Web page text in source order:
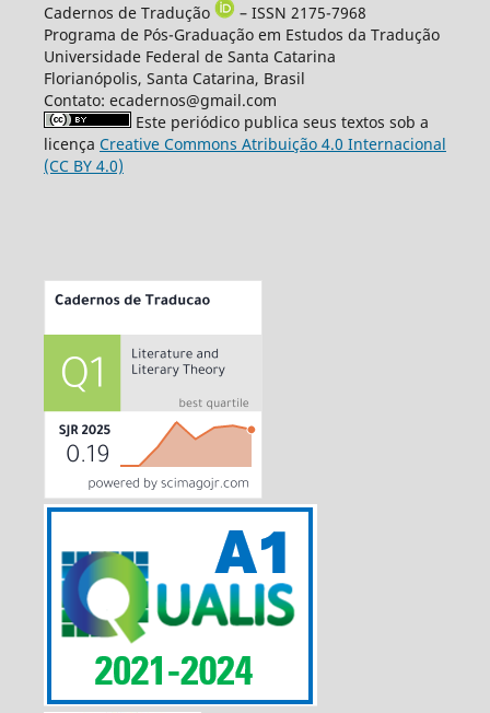
Cadernos de Tradução
– ISSN 2175-7968
Programa de Pós-Graduação em Estudos da Tradução
Universidade Federal de Santa Catarina
Florianópolis, Santa Catarina, Brasil
Contato: ecadernos@gmail.com
Este periódico publica seus textos sob a
licença Creative Commons Atribuição 4.0 Internacional
(CC BY 4.0)